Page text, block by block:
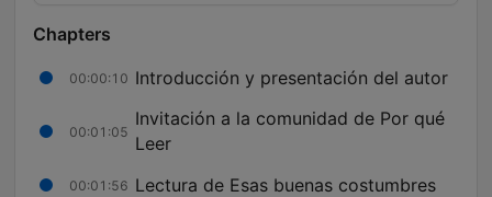
Chapters
00:00:10 Introducción y presentación del autor
00:01:05
Invitación a la comunidad de Por qué
Leer
00:01:56 Lectura de Esas buenas costumbres